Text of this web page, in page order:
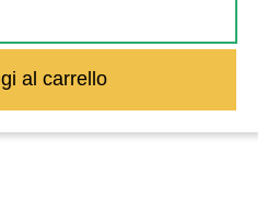
al carrello